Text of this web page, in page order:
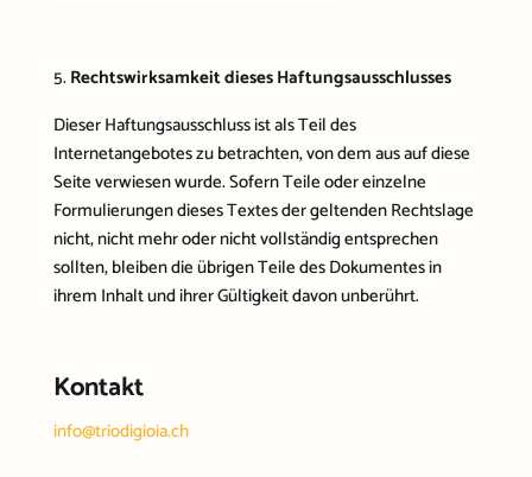
Rechtswirksamkeit dieses Haftungsausschlusses
Dieser Haftungsausschluss ist als Teil des
Internetangebotes zu betrachten, von dem aus auf diese
Seite verwiesen wurde. Sofern Teile oder einzelne
Formulierungen dieses Textes der geltenden Rechtslage
nicht, nicht mehr oder nicht vollständig entsprechen
sollten, bleiben die übrigen Teile des Dokumentes in
ihrem Inhalt und ihrer Gültigkeit davon unberührt.
Kontakt
info@triodigioia.ch